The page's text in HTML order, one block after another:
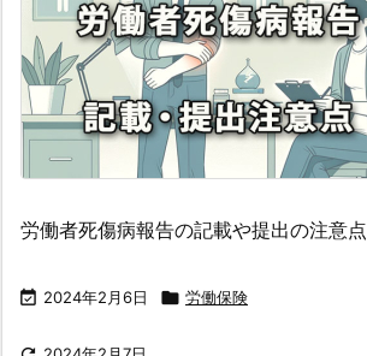
労働者死傷病報告の記載や提出の注意点
 2024年2月6日  労働保険